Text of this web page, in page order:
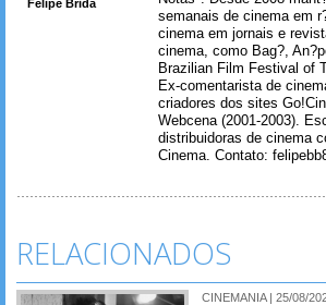
Felipe Brida
semanais de cinema em
cinema em jornais e
cinema, como Bag?,
Brazilian Film Festival of
Ex-comentarista de
criadores dos sites
Webcena (2001-2003).
distribuidoras de cinema
Cinema. Contato:
RELACIONADOS
CINEMANIA | 25/08/